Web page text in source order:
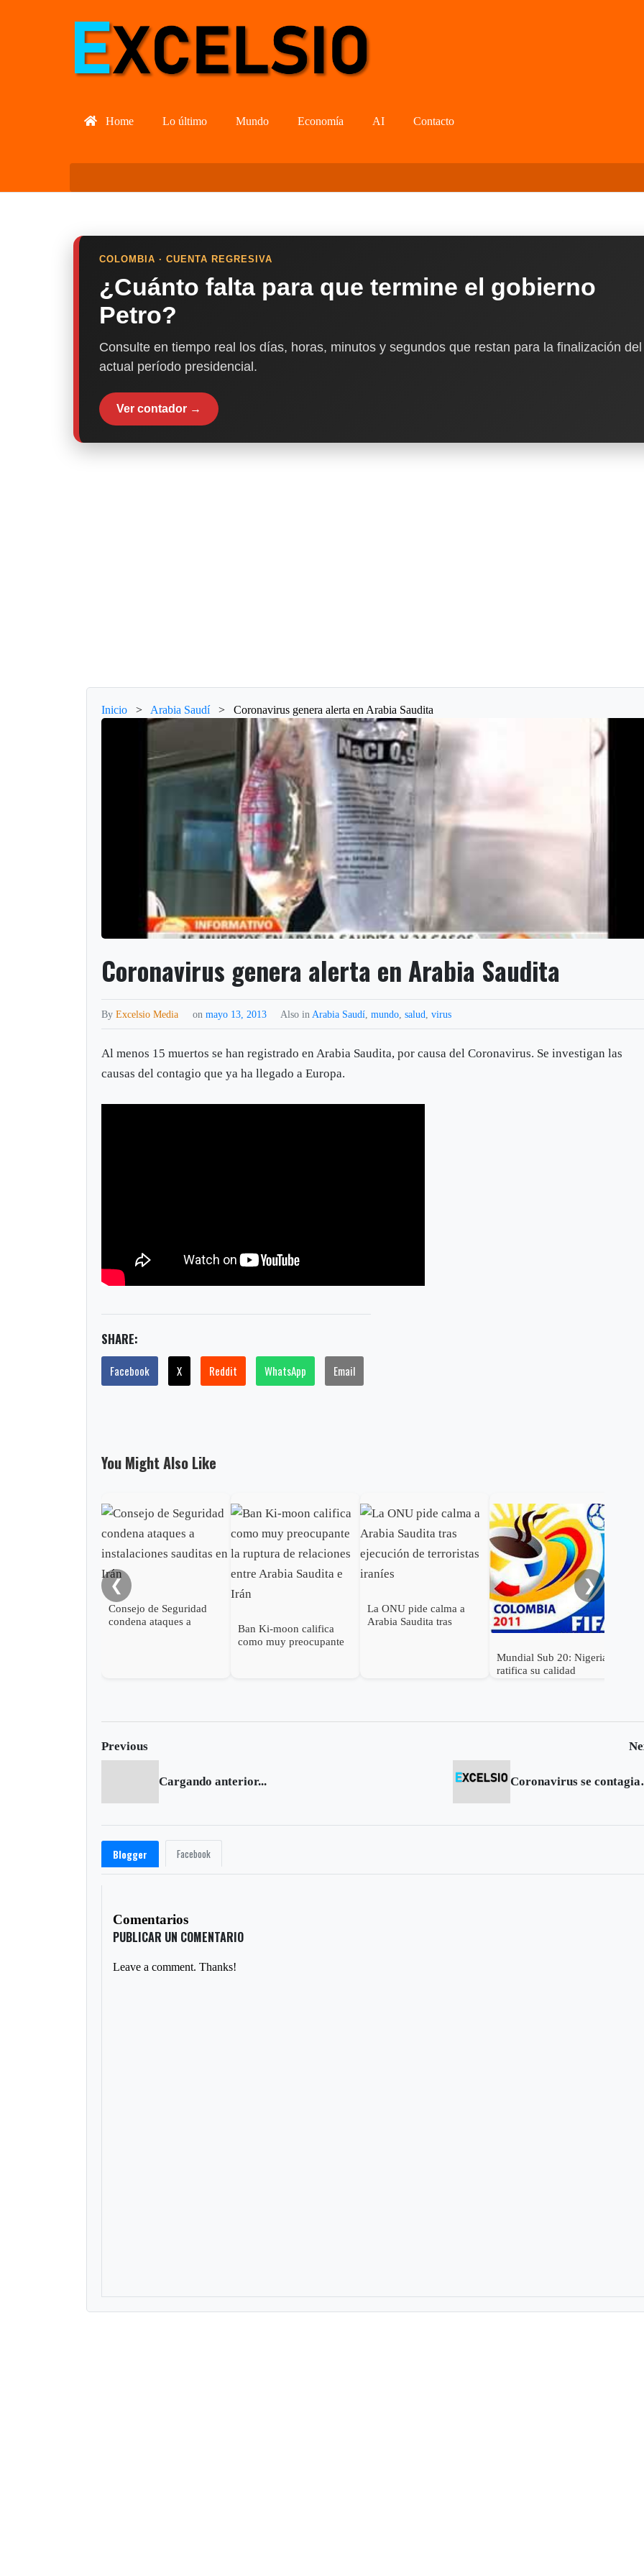
Home Lo último Mundo Economía AI Contacto
COLOMBIA · CUENTA REGRESIVA
¿Cuánto falta para que termine el gobierno
Petro?
Consulte en tiempo real los días, horas, minutos y segundos que restan para la finalización del
actual período presidencial.
Ver contador →
Inicio > Arabia Saudí > Coronavirus genera alerta en Arabia Saudita
Coronavirus genera alerta en Arabia Saudita
ByExcelsio Media onmayo 13, 2013 Also in Arabia Saudí ,mundo ,salud ,virus
Al menos 15 muertos se han registrado en Arabia Saudita, por causa del Coronavirus. Se investigan las
causas del contagio que ya ha llegado a Europa.
SHARE:
Facebook X Reddit WhatsApp Email
You Might Also Like
❮
Consejo de Seguridad
condena ataques a
Ban Ki-moon califica
como muy preocupante
La ONU pide calma a
Arabia Saudita tras
Mundial Sub 20: Nigeria
ratifica su calidad
❯
Previous
Cargando anterior...
Blogger Facebook
Comentarios
PUBLICAR UN COMENTARIO
Leave a comment. Thanks!